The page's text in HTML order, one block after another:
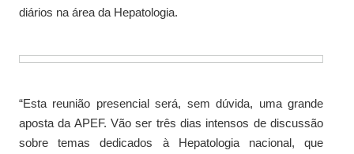
diários na área da Hepatologia.
“Esta reunião presencial será, sem dúvida, uma grande
aposta da APEF. Vão ser três dias intensos de discussão
sobre temas dedicados à Hepatologia nacional, que